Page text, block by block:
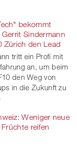
bekommt
Sindermann
Zürich den Lead
tritt ein Profi mit
an, um beim
den Weg von
in die Zukunft zu
Weniger neue
reifen